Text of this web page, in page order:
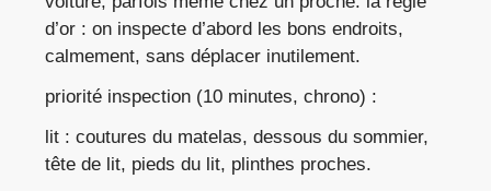
d’or : on inspecte d’abord les bons endroits,
calmement, sans déplacer inutilement.
priorité inspection (10 minutes, chrono) :
lit : coutures du matelas, dessous du sommier,
tête de lit, pieds du lit, plinthes proches.